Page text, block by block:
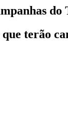
do
terão